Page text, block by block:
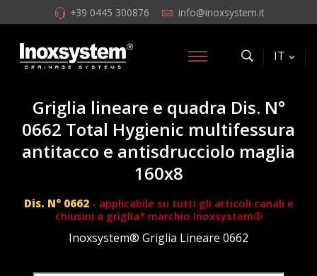
+39 0445 300876 info@inoxsystem.it
IT
Griglia lineare e quadra Dis. N°
0662 Total Hygienic multifessura
antitacco e antisdrucciolo maglia
160x8
Dis. N° 0662- applicabile su tutti gli articoli canali e
chiusini a griglia* marchio Inoxsystem®
Inoxsystem® Griglia Lineare 0662